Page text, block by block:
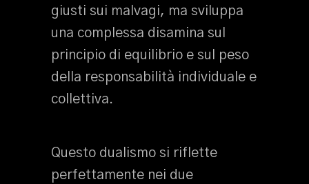
giusti sui malvagi, ma sviluppa
una complessa disamina sul
principio di equilibrio e sul peso
della responsabilità individuale e
collettiva.
Questo dualismo si riflette
perfettamente nei due